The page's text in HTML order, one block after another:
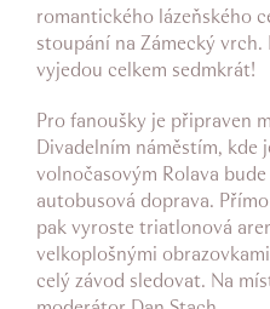
romantického lázeňského
stoupání na Zámecký
vyjedou celkem sedmkrát!
Pro fanoušky je připraven
Divadelním náměstím, kde
volnočasovým Rolava
autobusová doprava.
pak vyroste triatlonová
velkoplošnými
celý závod sledovat. Na